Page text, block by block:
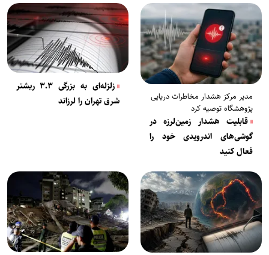
مدیر مرکز هشدار مخاطرات دریایی
پژوهشگاه توصیه کرد
قابلیت هشدار زمین‌لرزه در
گوشی‌های اندرویدی خود را
فعال کنید
زلزله‌ای به بزرگی ۳.۳ ریشتر
شرق تهران را لرزاند